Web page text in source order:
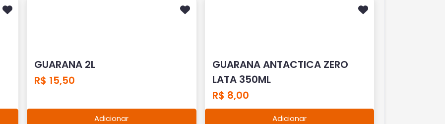
GUARANA 2L
R$ 15,50
Adicionar
GUARANA ANTACTICA ZERO
LATA 350ML
R$ 8,00
Adicionar